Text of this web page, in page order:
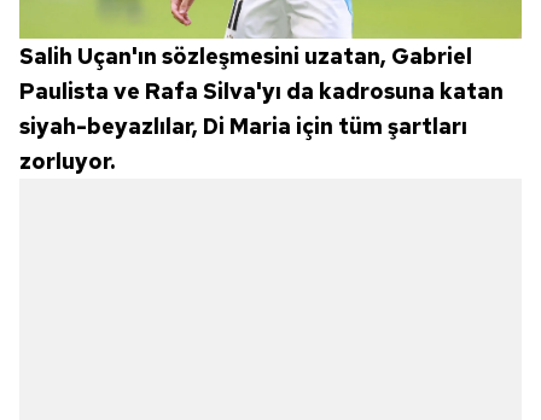
Salih Uçan'ın sözleşmesini uzatan, Gabriel
Paulista ve Rafa Silva'yı da kadrosuna katan
siyah-beyazlılar, Di Maria için tüm şartları
zorluyor.